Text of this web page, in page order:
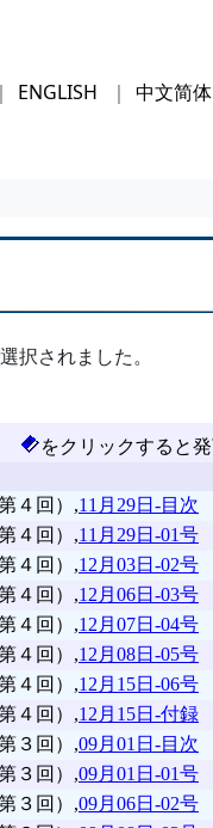
ENGLISH 中文简体
択されました。